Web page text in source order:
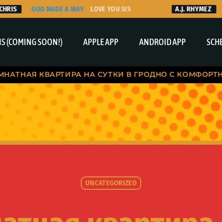
GOD MADE A WAY LOVE YOU SIS A.J. RHYMEZ
(COMING SOON!) APPLE APP ANDROID APP
КВАРТИРА НА СУТКИ В ГРОДНО С
UNCATEGORIZED